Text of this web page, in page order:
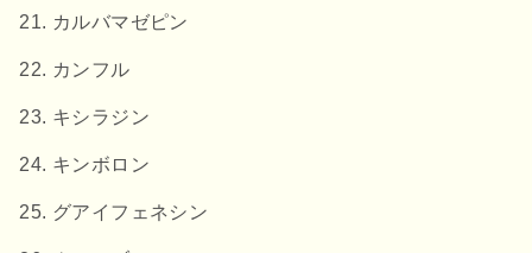
カルバマゼピン
カンフル
キシラジン
キンボロン
グアイフェネシン